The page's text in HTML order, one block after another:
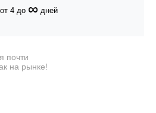
от 4 до ∞ дней
почти
на рынке!